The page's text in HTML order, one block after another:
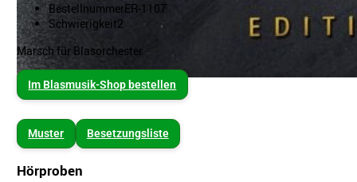
BestellnummerER-1107
Schwierigkeit2
Marsch für Blasorchester
Im Blasmusik-Shop bestellen
Muster Besetzungsliste
Hörproben